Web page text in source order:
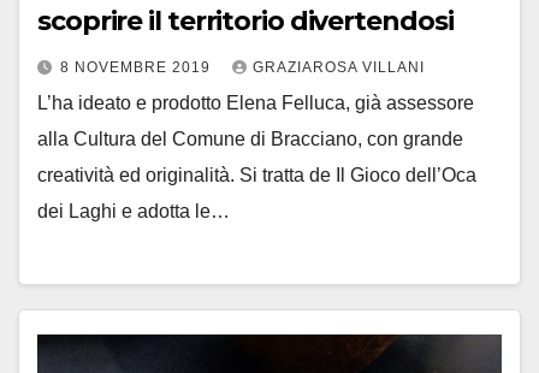
scoprire il territorio divertendosi
8 NOVEMBRE 2019 GRAZIAROSA VILLANI
L’ha ideato e prodotto Elena Felluca, già assessore
alla Cultura del Comune di Bracciano, con grande
creatività ed originalità. Si tratta de Il Gioco dell’Oca
dei Laghi e adotta le…